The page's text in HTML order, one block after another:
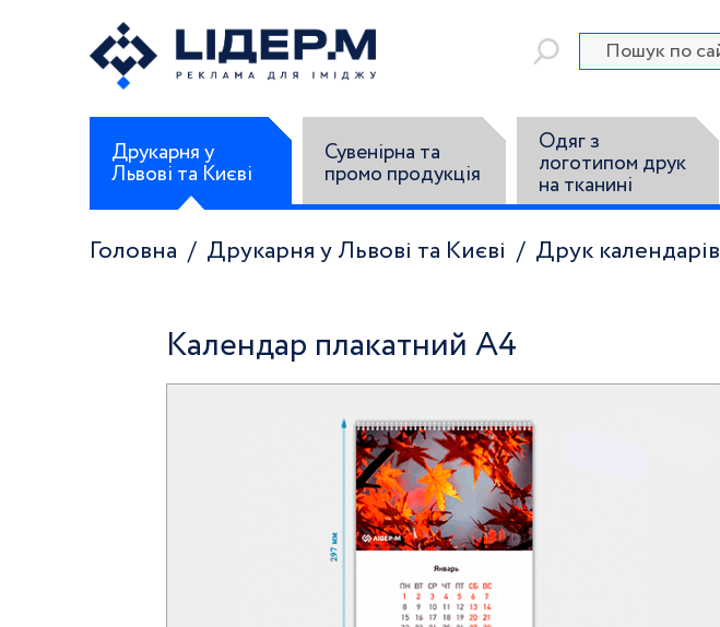
Друкарня у
Львові та Києві
Сувенірна та
промо продукція
Одяг з
логотипом друк
на тканині
Головна Друкарня у Львові та Києві Друк календарів
Календар плакатний А4